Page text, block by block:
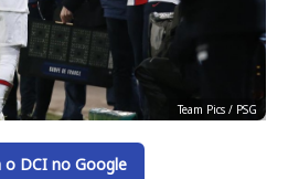
Team Pics / PSG
o DCI no Google